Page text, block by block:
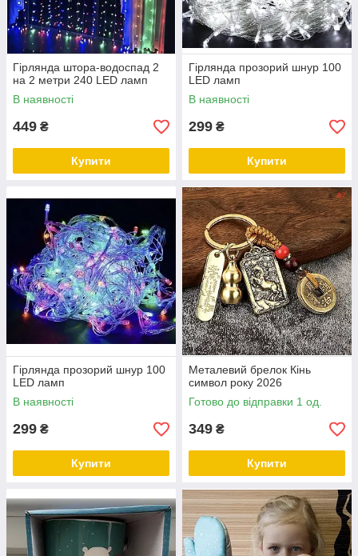
Гірлянда штора-водоспад 2
на 2 метри 240 LED ламп
В наявності
449 ₴
Купити
Гірлянда прозорий шнур 100
LED ламп
В наявності
299 ₴
Купити
Гірлянда прозорий шнур 100
LED ламп
В наявності
299 ₴
Купити
Металевий брелок Кінь
символ року 2026
Готово до відправки 1 од.
349 ₴
Купити